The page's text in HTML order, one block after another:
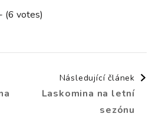
(6 votes)
Následující článek
Laskomina na letní
sezónu